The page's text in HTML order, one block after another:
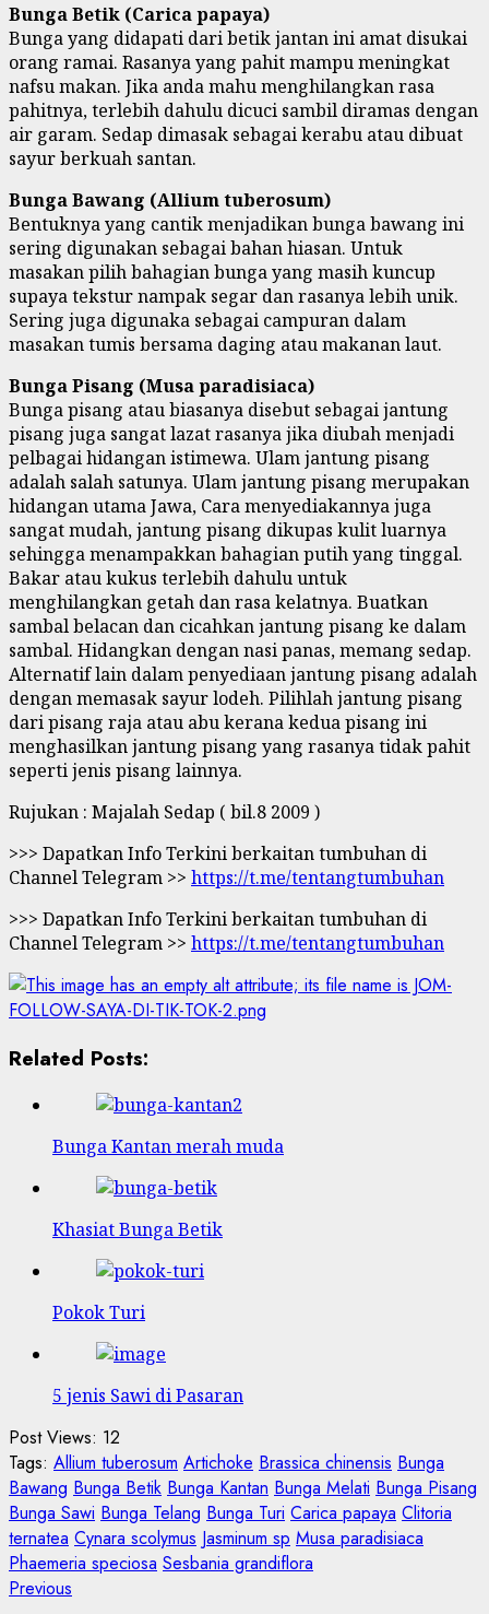
Bunga Betik (Carica papaya)
Bunga yang didapati dari betik jantan ini amat disukai
orang ramai. Rasanya yang pahit mampu meningkat
nafsu makan. Jika anda mahu menghilangkan rasa
pahitnya, terlebih dahulu dicuci sambil diramas dengan
air garam. Sedap dimasak sebagai kerabu atau dibuat
sayur berkuah santan.
Bunga Bawang (Allium tuberosum)
Bentuknya yang cantik menjadikan bunga bawang ini
sering digunakan sebagai bahan hiasan. Untuk
masakan pilih bahagian bunga yang masih kuncup
supaya tekstur nampak segar dan rasanya lebih unik.
Sering juga digunaka sebagai campuran dalam
masakan tumis bersama daging atau makanan laut.
Bunga Pisang (Musa paradisiaca)
Bunga pisang atau biasanya disebut sebagai jantung
pisang juga sangat lazat rasanya jika diubah menjadi
pelbagai hidangan istimewa. Ulam jantung pisang
adalah salah satunya. Ulam jantung pisang merupakan
hidangan utama Jawa, Cara menyediakannya juga
sangat mudah, jantung pisang dikupas kulit luarnya
sehingga menampakkan bahagian putih yang tinggal.
Bakar atau kukus terlebih dahulu untuk
menghilangkan getah dan rasa kelatnya. Buatkan
sambal belacan dan cicahkan jantung pisang ke dalam
sambal. Hidangkan dengan nasi panas, memang sedap.
Alternatif lain dalam penyediaan jantung pisang adalah
dengan memasak sayur lodeh. Pilihlah jantung pisang
dari pisang raja atau abu kerana kedua pisang ini
menghasilkan jantung pisang yang rasanya tidak pahit
seperti jenis pisang lainnya.
Rujukan : Majalah Sedap ( bil.8 2009 )
>>> Dapatkan Info Terkini berkaitan tumbuhan di
Channel Telegram >> https://t.me/tentangtumbuhan
>>> Dapatkan Info Terkini berkaitan tumbuhan di
Channel Telegram >> https://t.me/tentangtumbuhan
Related Posts:
Bunga Kantan merah muda
Khasiat Bunga Betik
Pokok Turi
5 jenis Sawi di Pasaran
Post Views: 12
Tags: Allium tuberosum Artichoke Brassica chinensis Bunga
Bawang Bunga Betik Bunga Kantan Bunga Melati Bunga Pisang
Bunga Sawi Bunga Telang Bunga Turi Carica papaya Clitoria
ternatea Cynara scolymus Jasminum sp Musa paradisiaca
Phaemeria speciosa Sesbania grandiflora
Post
Previous